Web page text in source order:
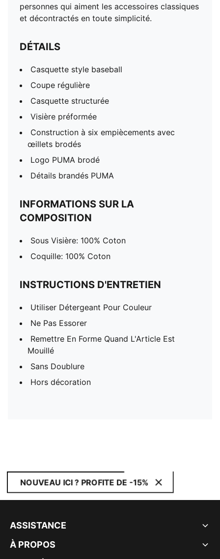
personnes qui aiment les accessoires classiques
et décontractés en toute simplicité.
DÉTAILS
Casquette style baseball
Coupe régulière
Casquette structurée
Visière préformée
Construction à six empiècements avec
œillets brodés
Logo PUMA brodé
Détails brandés PUMA
INFORMATIONS SUR LA
COMPOSITION
Sous Visière: 100% Coton
Coquille: 100% Coton
INSTRUCTIONS D'ENTRETIEN
Utiliser Détergeant Pour Couleur
Ne Pas Essorer
Remettre En Forme Quand L'Article Est
Mouillé
Sans Doublure
Hors décoration
NOUVEAU ICI ? PROFITE DE -15%
ASSISTANCE
À PROPOS